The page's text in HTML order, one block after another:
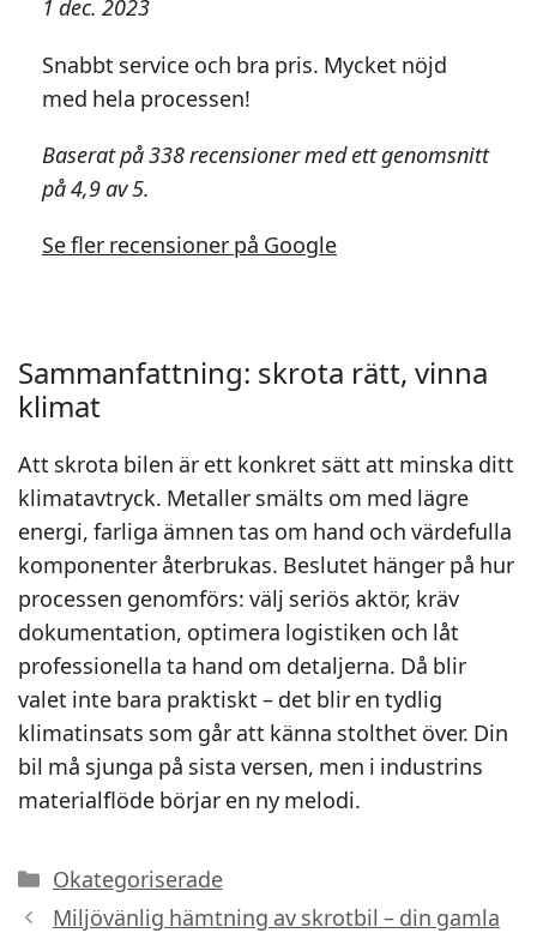
1 dec. 2023
Snabbt service och bra pris. Mycket nöjd
med hela processen!
Baserat på 338 recensioner med ett genomsnitt
på 4,9 av 5.
Se fler recensioner på Google
Sammanfattning: skrota rätt, vinna
klimat
Att skrota bilen är ett konkret sätt att minska ditt
klimatavtryck. Metaller smälts om med lägre
energi, farliga ämnen tas om hand och värdefulla
komponenter återbrukas. Beslutet hänger på hur
processen genomförs: välj seriös aktör, kräv
dokumentation, optimera logistiken och låt
professionella ta hand om detaljerna. Då blir
valet inte bara praktiskt – det blir en tydlig
klimatinsats som går att känna stolthet över. Din
bil må sjunga på sista versen, men i industrins
materialflöde börjar en ny melodi.
Kategorier
Okategoriserade
Miljövänlig hämtning av skrotbil – din gamla